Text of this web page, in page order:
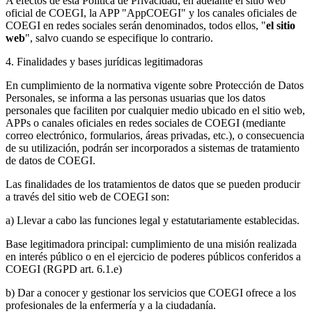
oficial de COEGI, la APP "AppCOEGI" y los canales oficiales de
COEGI en redes sociales serán denominados, todos ellos, "el sitio
web", salvo cuando se especifique lo contrario.
4. Finalidades y bases jurídicas legitimadoras
En cumplimiento de la normativa vigente sobre Protección de Datos
Personales, se informa a las personas usuarias que los datos
personales que faciliten por cualquier medio ubicado en el sitio web,
APPs o canales oficiales en redes sociales de COEGI (mediante
correo electrónico, formularios, áreas privadas, etc.), o consecuencia
de su utilización, podrán ser incorporados a sistemas de tratamiento
de datos de COEGI.
Las finalidades de los tratamientos de datos que se pueden producir
a través del sitio web de COEGI son:
a) Llevar a cabo las funciones legal y estatutariamente establecidas.
Base legitimadora principal: cumplimiento de una misión realizada
en interés público o en el ejercicio de poderes públicos conferidos a
COEGI (RGPD art. 6.1.e)
b) Dar a conocer y gestionar los servicios que COEGI ofrece a los
profesionales de la enfermería y a la ciudadanía.